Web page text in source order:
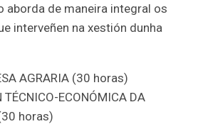
aborda de maneira integral os
interveñen na xestión dunha
AGRARIA (30 horas)
ECONÓMICA DA
horas)